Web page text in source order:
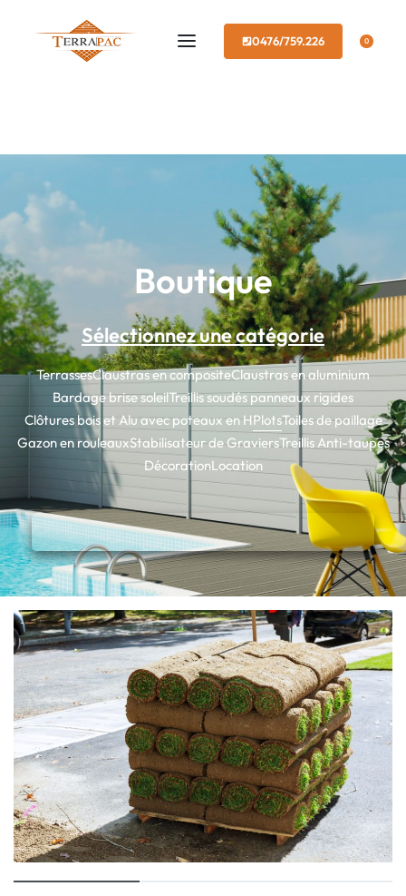
0476/759.226 0
Boutique
Sélectionnez une catégorie
TerrassesClaustras en compositeClaustras en aluminium
Bardage brise soleilTreillis soudés panneaux rigides
Clôtures bois et Alu avec poteaux en HPlotsToiles de paillage
Gazon en rouleauxStabilisateur de GraviersTreillis Anti-taupes
DécorationLocation